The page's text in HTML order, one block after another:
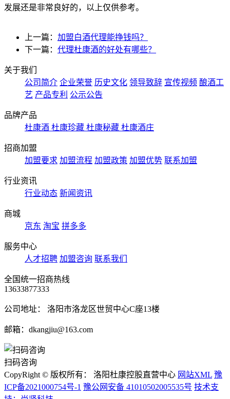
发展还是非常良好的，以上仅供参考。
上一篇： 加盟白酒代理能挣钱吗？
下一篇： 代理杜康酒的好处有哪些？
关于我们
公司简介 企业荣誉 历史文化 领导致辞 宣传视频 酿酒工
艺 产品专利 公示公告
品牌产品
杜康酒 杜康珍藏 杜康秘藏 杜康酒庄
招商加盟
加盟要求 加盟流程 加盟政策 加盟优势 联系加盟
行业资讯
行业动态 新闻资讯
商城
京东 淘宝 拼多多
服务中心
人才招聘 加盟咨询 联系我们
全国统一招商热线
13633877333
公司地址： 洛阳市洛龙区世贸中心C座13楼
邮箱：dkangjiu@163.com
扫码咨询
CopyRight © 版权所有： 洛阳杜康控股直营中心 网站XML 豫
ICP备2021000754号-1 豫公网安备 41010502005535号 技术支